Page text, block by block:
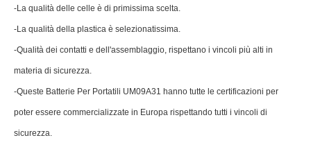
-La qualità delle celle è di primissima scelta.
-La qualità della plastica è selezionatissima.
-Qualità dei contatti e dell'assemblaggio, rispettano i vincoli più alti in
materia di sicurezza.
-Queste Batterie Per Portatili UM09A31 hanno tutte le certificazioni per
poter essere commercializzate in Europa rispettando tutti i vincoli di
sicurezza.